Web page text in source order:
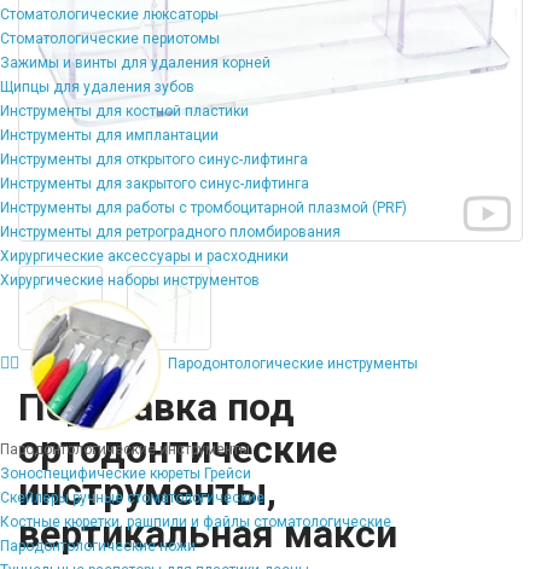
Стоматологические люксаторы
Стоматологические периотомы
Зажимы и винты для удаления корней
Щипцы для удаления зубов
Инструменты для костной пластики
Инструменты для имплантации
Инструменты для открытого синус-лифтинга
Инструменты для закрытого синус-лифтинга
Инструменты для работы с тромбоцитарной плазмой (PRF)
Инструменты для ретроградного пломбирования
Хирургические аксессуары и расходники
Хирургические наборы инструментов
Пародонтологические инструменты
Пародонтологические инструменты
Зоноспецифические кюреты Грейси
Скейлеры ручные стоматологические
Костные кюретки, рашпили и файлы стоматологические
Пародонтологические ножи
Подставка под
ортодонтические
инструменты,
вертикальная макси